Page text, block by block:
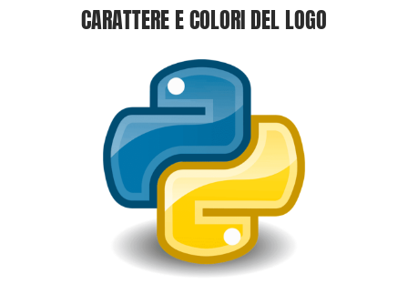
CARATTERE E COLORI DEL LOGO